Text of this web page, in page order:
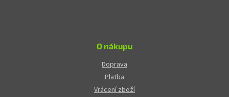
O nákupu
Doprava
Platba
Vrácení zboží